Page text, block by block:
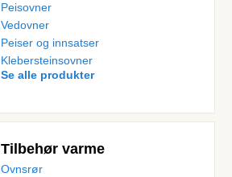
Peisovner
Vedovner
Peiser og innsatser
Klebersteinsovner
Se alle produkter
Tilbehør varme
Ovnsrør